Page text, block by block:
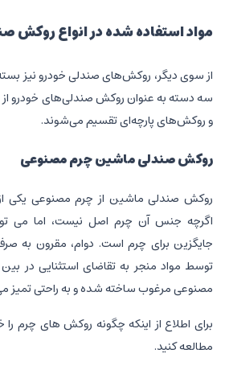
مواد استفاده شده در انواع روکش
از سوی دیگر، روکش‌های صندلی خودرو نیز
سه دسته به‌ عنوان روکش صندلی‌های خودرو
و روکش‌های پارچه‌ای تقسیم می‌شوند.
روکش صندلی ماشین چرم مصنوعی
روکش صندلی ماشین از چرم مصنوعی یکی از
اگرچه جنس آن چرم اصل نیست، اما می
جایگزین برای چرم است. دوام، مقرون به
توسط مواد منجر به تقاضای استثنایی در
مصنوعی مرغوب ساخته شده و به راحتی تمیز
برای اطلاع از اینکه چگونه روکش های چرم
مطالعه کنید.